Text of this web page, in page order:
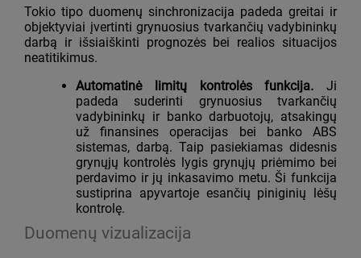
Tokio tipo duomenų sinchronizacija padeda greitai ir
objektyviai įvertinti grynuosius tvarkančių vadybininkų
darbą ir išsiaiškinti prognozės bei realios situacijos
neatitikimus.
Automatinė limitų kontrolės funkcija. Ji
padeda suderinti grynuosius tvarkančių
vadybininkų ir banko darbuotojų, atsakingų
už finansines operacijas bei banko ABS
sistemas, darbą. Taip pasiekiamas didesnis
grynųjų kontrolės lygis grynųjų priėmimo bei
perdavimo ir jų inkasavimo metu. Ši funkcija
sustiprina apyvartoje esančių piniginių lėšų
kontrolę.
Duomenų vizualizacija